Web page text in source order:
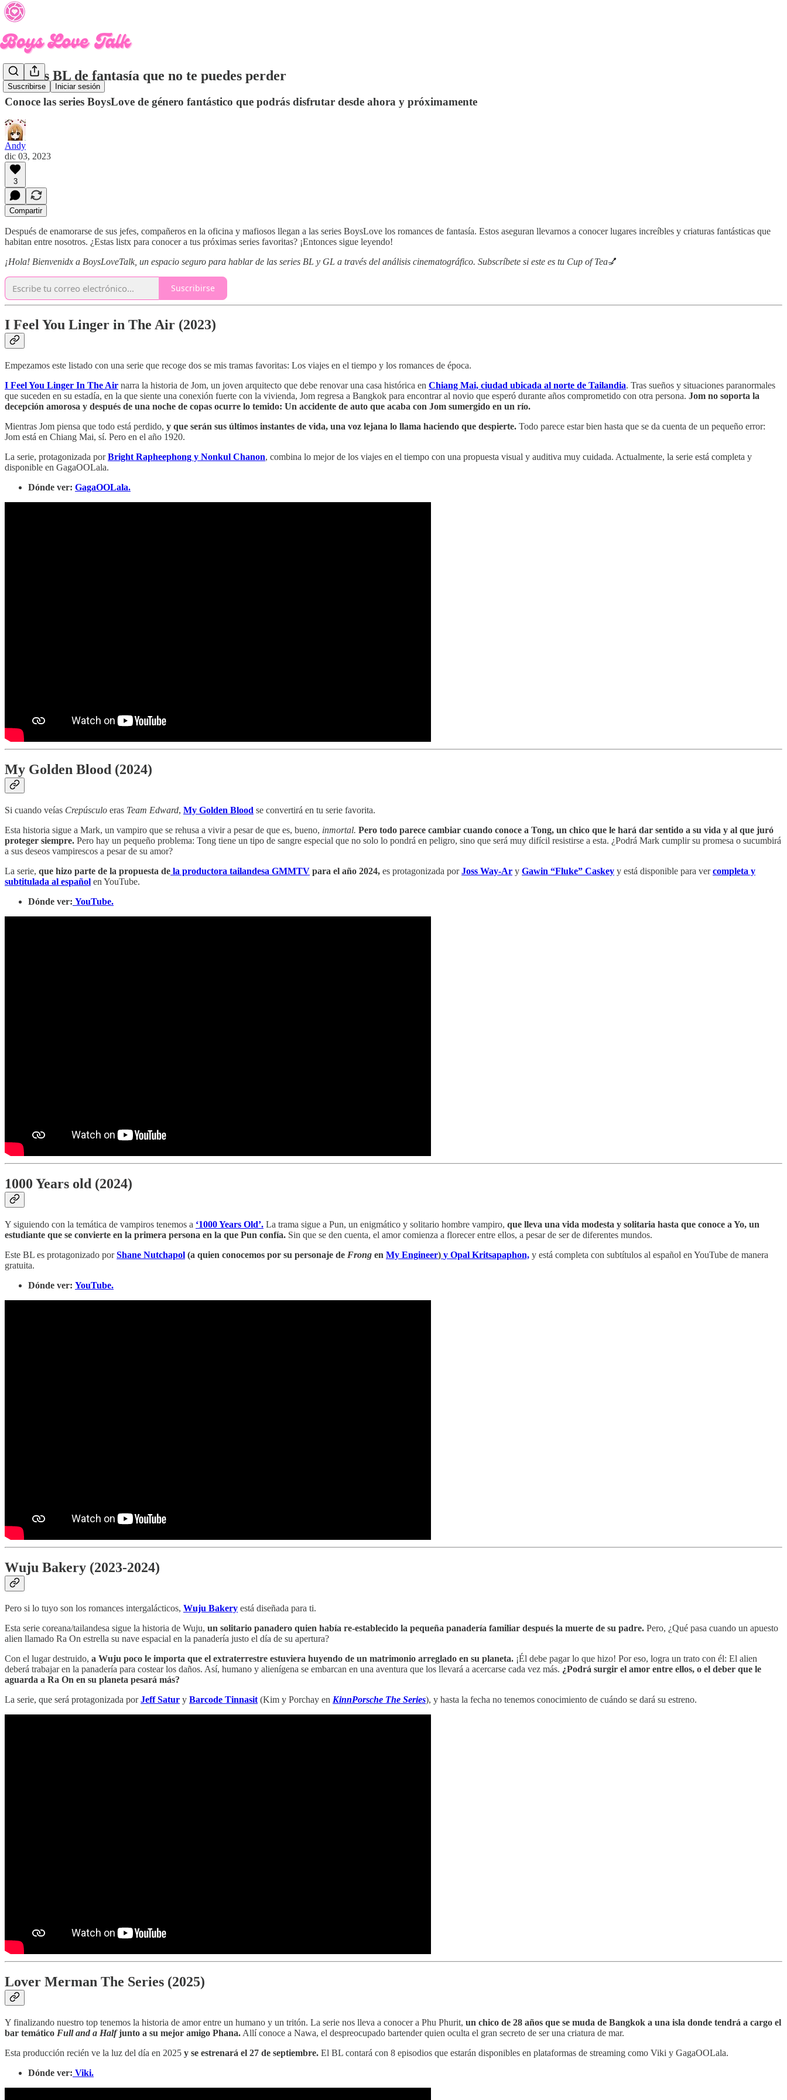
Suscribirse Iniciar sesión
5 series BL de fantasía que no te puedes perder
Conoce las series BoysLove de género fantástico que podrás disfrutar desde ahora y próximamente
Andy
dic 03, 2023
3
Compartir
Después de enamorarse de sus jefes, compañeros en la oficina y mafiosos llegan a las series BoysLove los romances de fantasía. Estos aseguran llevarnos a conocer lugares increíbles y criaturas fantásticas que
habitan entre nosotros. ¿Estas listx para conocer a tus próximas series favoritas? ¡Entonces sigue leyendo!
¡Hola! Bienvenidx a BoysLoveTalk, un espacio seguro para hablar de las series BL y GL a través del análisis cinematográfico. Subscríbete si este es tu Cup of Tea💅
Suscribirse
I Feel You Linger in The Air (2023)
Empezamos este listado con una serie que recoge dos se mis tramas favoritas: Los viajes en el tiempo y los romances de época.
I Feel You Linger In The Air narra la historia de Jom, un joven arquitecto que debe renovar una casa histórica en Chiang Mai, ciudad ubicada al norte de Tailandia. Tras sueños y situaciones paranormales
que suceden en su estadía, en la que siente una conexión fuerte con la vivienda, Jom regresa a Bangkok para encontrar al novio que esperó durante años comprometido con otra persona. Jom no soporta la
decepción amorosa y después de una noche de copas ocurre lo temido: Un accidente de auto que acaba con Jom sumergido en un río.
Mientras Jom piensa que todo está perdido, y que serán sus últimos instantes de vida, una voz lejana lo llama haciendo que despierte. Todo parece estar bien hasta que se da cuenta de un pequeño error:
Jom está en Chiang Mai, sí. Pero en el año 1920.
La serie, protagonizada porBright Rapheephong y Nonkul Chanon, combina lo mejor de los viajes en el tiempo con una propuesta visual y auditiva muy cuidada. Actualmente, la serie está completa y
disponible en GagaOOLala.
Dónde ver: GagaOOLala.
My Golden Blood (2024)
Si cuando veías Crepúsculo eras Team Edward, My Golden Blood se convertirá en tu serie favorita.
Esta historia sigue a Mark, un vampiro que se rehusa a vivir a pesar de que es, bueno, inmortal. Pero todo parece cambiar cuando conoce a Tong, un chico que le hará dar sentido a su vida y al que juró
proteger siempre. Pero hay un pequeño problema: Tong tiene un tipo de sangre especial que no solo lo pondrá en peligro, sino que será muy difícil resistirse a esta. ¿Podrá Mark cumplir su promesa o sucumbirá
a sus deseos vampirescos a pesar de su amor?
La serie, que hizo parte de la propuesta de la productora tailandesa GMMTV para el año 2024, es protagonizada porJoss Way-Ar y Gawin “Fluke” Caskey y está disponible para vercompleta y
subtitulada al español en YouTube.
Dónde ver: YouTube.
1000 Years old (2024)
Y siguiendo con la temática de vampiros tenemos a ‘1000 Years Old’. La trama sigue a Pun, un enigmático y solitario hombre vampiro, que lleva una vida modesta y solitaria hasta que conoce a Yo, un
estudiante que se convierte en la primera persona en la que Pun confía. Sin que se den cuenta, el amor comienza a florecer entre ellos, a pesar de ser de diferentes mundos.
Este BL es protagonizado porShane Nutchapol (a quien conocemos por su personaje de Frong en My Engineer) y Opal Kritsapaphon, y está completa con subtítulos al español en YouTube de manera
gratuita.
Dónde ver: YouTube.
Wuju Bakery (2023-2024)
Pero si lo tuyo son los romances intergalácticos, Wuju Bakery está diseñada para ti.
Esta serie coreana/tailandesa sigue la historia de Wuju, un solitario panadero quien había re-establecido la pequeña panadería familiar después la muerte de su padre. Pero, ¿Qué pasa cuando un apuesto
alien llamado Ra On estrella su nave espacial en la panadería justo el día de su apertura?
Con el lugar destruido, a Wuju poco le importa que el extraterrestre estuviera huyendo de un matrimonio arreglado en su planeta. ¡Él debe pagar lo que hizo! Por eso, logra un trato con él: El alien
deberá trabajar en la panadería para costear los daños. Así, humano y alienígena se embarcan en una aventura que los llevará a acercarse cada vez más. ¿Podrá surgir el amor entre ellos, o el deber que le
aguarda a Ra On en su planeta pesará más?
La serie, que será protagonizada porJeff Satur y Barcode Tinnasit (Kim y Porchay en KinnPorsche The Series), y hasta la fecha no tenemos conocimiento de cuándo se dará su estreno.
Lover Merman The Series (2025)
Y finalizando nuestro top tenemos la historia de amor entre un humano y un tritón. La serie nos lleva a conocer a Phu Phurit, un chico de 28 años que se muda de Bangkok a una isla donde tendrá a cargo el
bar temático Full and a Halfjunto a su mejor amigo Phana. Allí conoce a Nawa, el despreocupado bartender quien oculta el gran secreto de ser una criatura de mar.
Esta producción recién ve la luz del día en 2025 y se estrenará el 27 de septiembre. El BL contará con 8 episodios que estarán disponibles en plataformas de streaming como Viki y GagaOOLala.
Dónde ver: Viki.